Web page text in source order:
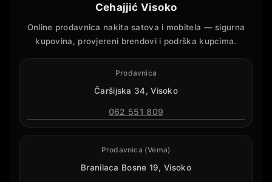
Cehajjić Visoko
Online prodavnica nakita satova i mobitela — sigurna
kupovina, provjereni brendovi i podrška kupcima.
Prodavnica
Čaršijska 34, Visoko
062 551 809
Prodavnica (Vema)
Branilaca Bosne 19, Visoko